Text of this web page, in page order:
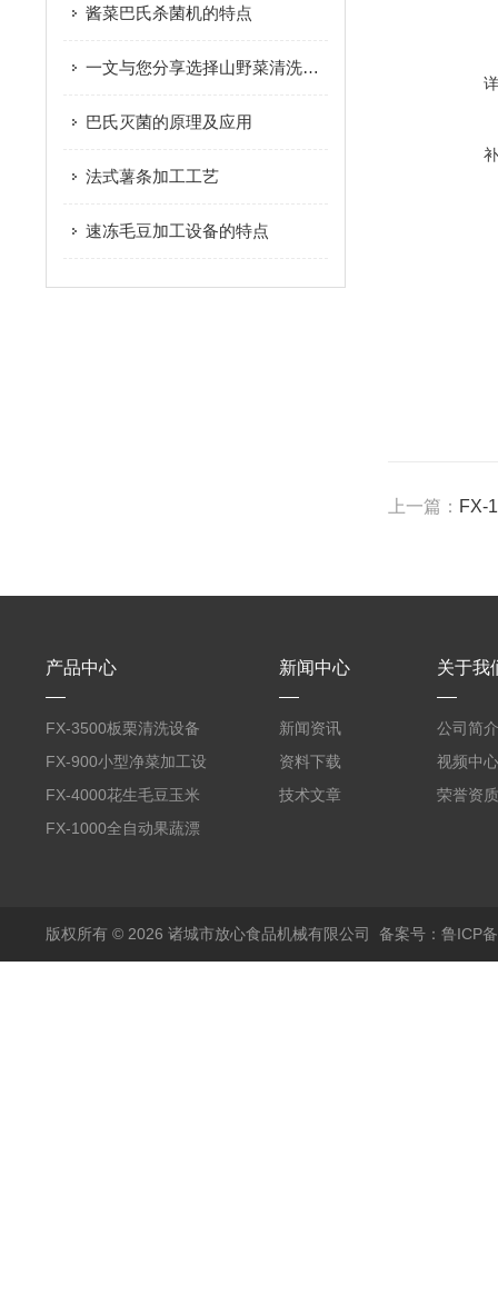
酱菜巴氏杀菌机的特点
一文与您分享选择山野菜清洗机时所需要考虑的要点
巴氏灭菌的原理及应用
法式薯条加工工艺
速冻毛豆加工设备的特点
上一篇： FX-
产品中心
FX-3500板栗清洗设备
全自动气泡清洗机
FX-900小型净菜加工设
备野菜清洗机
FX-4000花生毛豆玉米
蒸煮漂烫机
FX-1000全自动果蔬漂
新闻中心
新闻资讯
资料下载
技术文章
关于我
公司简介
视频中心
荣誉资质
版权所有 © 2026 诸城市放心食品机械有限公司 备案号：鲁ICP